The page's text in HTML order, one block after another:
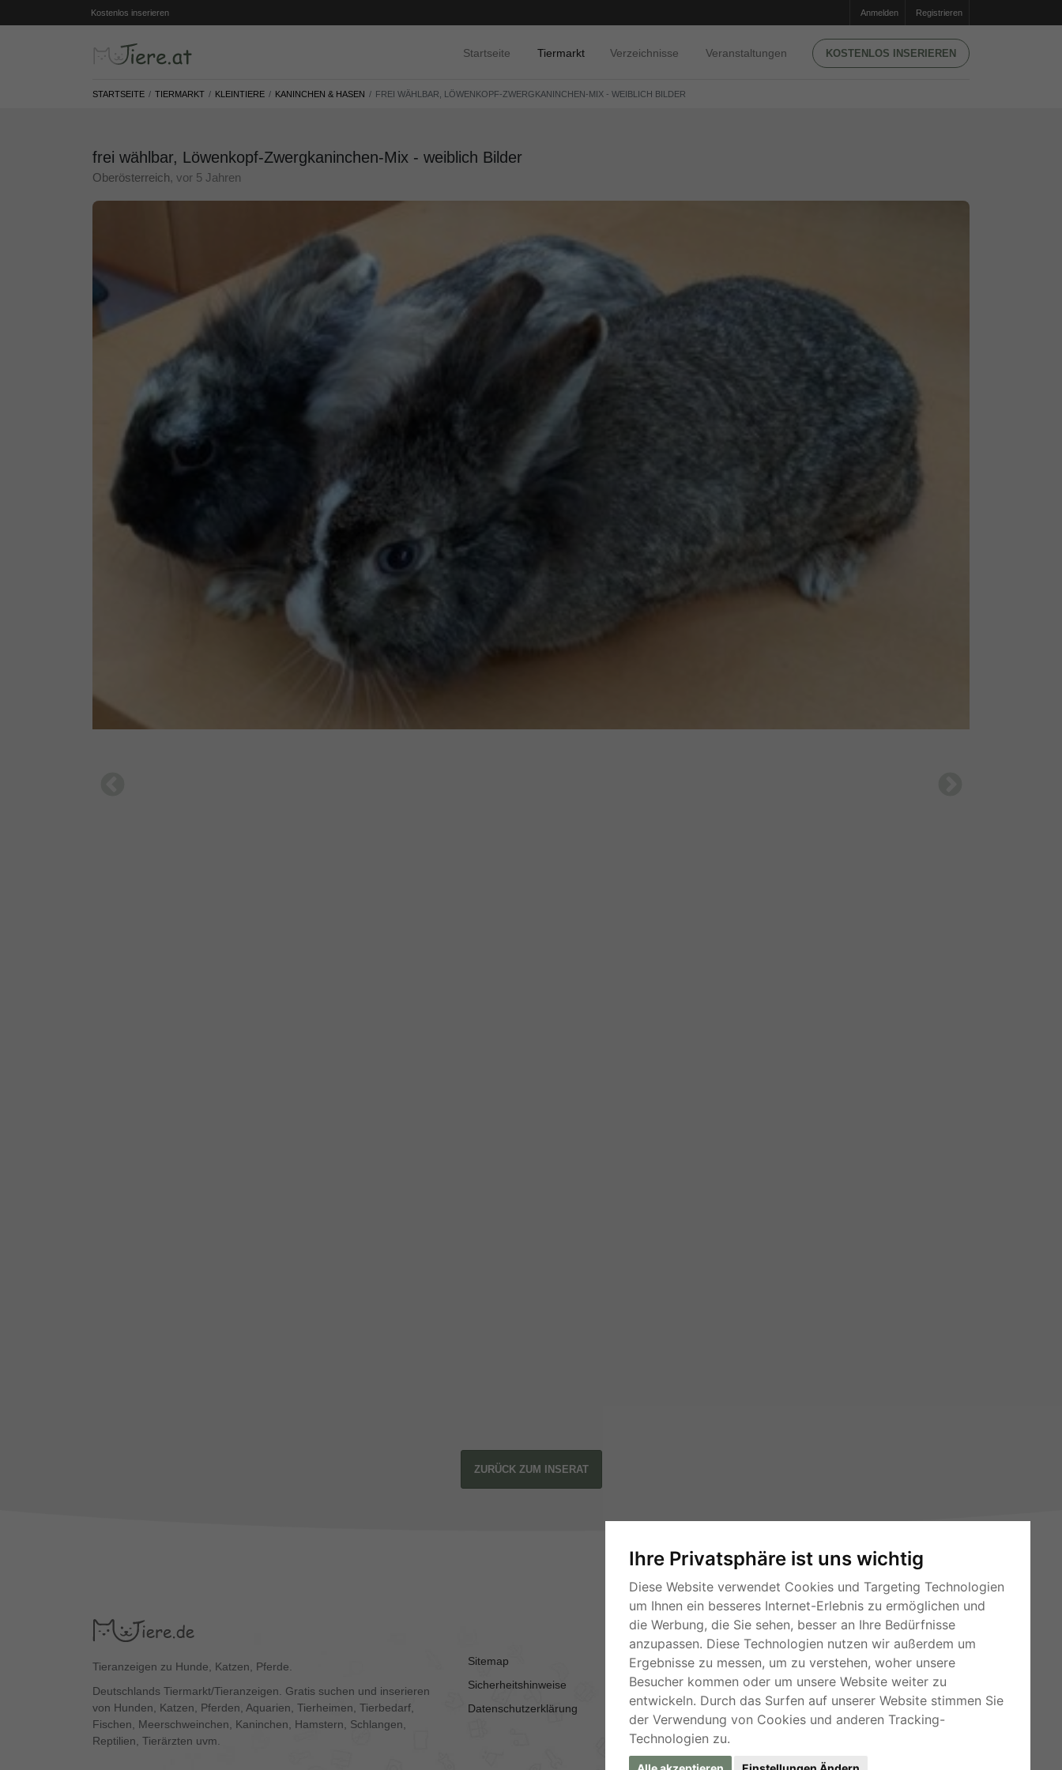
Ihre Privatsphäre ist uns wichtig
Diese Website verwendet Cookies und Targeting Technologien
um Ihnen ein besseres Internet-Erlebnis zu ermöglichen und
die Werbung, die Sie sehen, besser an Ihre Bedürfnisse
anzupassen. Diese Technologien nutzen wir außerdem um
Ergebnisse zu messen, um zu verstehen, woher unsere
Besucher kommen oder um unsere Website weiter zu
entwickeln. Durch das Surfen auf unserer Website stimmen Sie
der Verwendung von Cookies und anderen Tracking-
Technologien zu.
Kostenlos inserieren Anmelden Registrieren
Startseite Tiermarkt Verzeichnisse Veranstaltungen KOSTENLOS INSERIEREN
STARTSEITE TIERMARKT KLEINTIERE KANINCHEN & HASEN FREI WÄHLBAR, LÖWENKOPF-ZWERGKANINCHEN-MIX - WEIBLICH BILDER
frei wählbar, Löwenkopf-Zwergkaninchen-Mix - weiblich Bilder
Oberösterreich, vor 5 Jahren
ZURÜCK ZUM INSERAT
Tieranzeigen zu Hunde, Katzen, Pferde.
Deutschlands Tiermarkt/Tieranzeigen. Gratis suchen und inserieren
von Hunden, Katzen, Pferden, Aquarien, Tierheimen, Tierbedarf,
Fischen, Meerschweinchen, Kaninchen, Hamstern, Schlangen,
Reptilien, Tierärzten uvm.
Sitemap
Sicherheitshinweise
Datenschutzerklärung
AGB
Kontakt
Impressum
RSS-Feeds
Für Webmaster
Kleinanzeigen-Österreich